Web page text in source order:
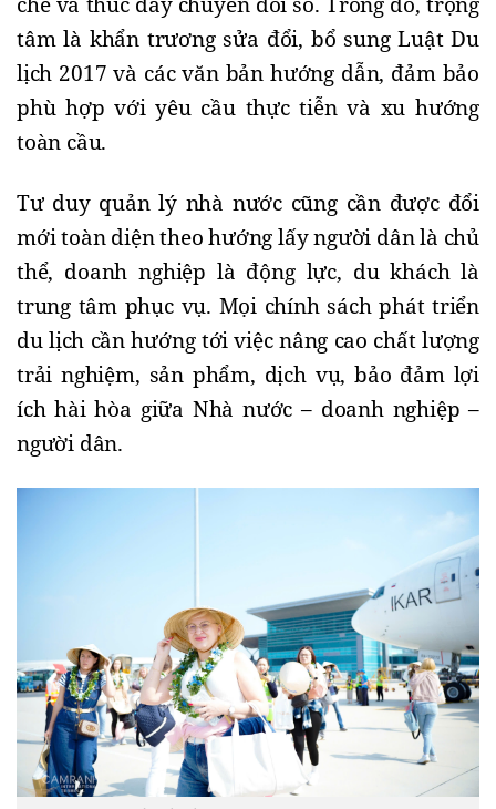
tâm là khẩn trương sửa đổi, bổ sung Luật Du
lịch 2017 và các văn bản hướng dẫn, đảm bảo
phù hợp với yêu cầu thực tiễn và xu hướng
toàn cầu.
Tư duy quản lý nhà nước cũng cần được đổi
mới toàn diện theo hướng lấy người dân là chủ
thể, doanh nghiệp là động lực, du khách là
trung tâm phục vụ. Mọi chính sách phát triển
du lịch cần hướng tới việc nâng cao chất lượng
trải nghiệm, sản phẩm, dịch vụ, bảo đảm lợi
ích hài hòa giữa Nhà nước – doanh nghiệp –
người dân.